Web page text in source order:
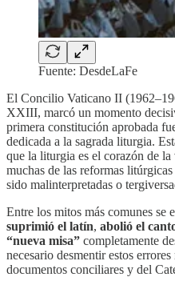
Fuente: DesdeLaFe
El Concilio Vaticano II
XXIII, marcó un momento
primera constitución aprobada
dedicada a la sagrada liturgia.
que la liturgia es el corazón de
muchas de las reformas
sido malinterpretadas o
Entre los mitos más comunes se
suprimió el latín, abolió el
“nueva misa” completamente
necesario desmentir estos
documentos conciliares y del